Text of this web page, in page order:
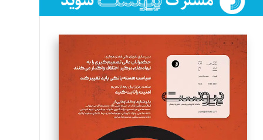
فائزه فتحی رستمی
تحریریه
سروش کرمیان
تحریریه
مینا پاکدل